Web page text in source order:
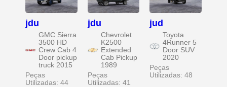
jdu
GMC Sierra
3500 HD
Crew Cab 4
Door pickup
truck 2015
Peças
Utilizadas: 44
jdu
Chevrolet
K2500
Extended
Cab Pickup
1989
Peças
Utilizadas: 41
jud
Toyota
4Runner 5
Door SUV
2020
Peças
Utilizadas: 48